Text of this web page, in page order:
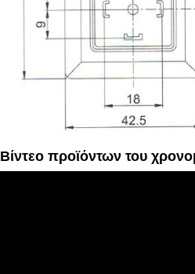
Βίντεο προϊόντων του